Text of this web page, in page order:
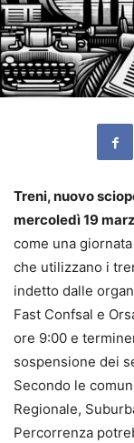
Treni, nuovo
mercoledì 19
come una
che utilizzano i
indetto dalle
Fast Confsal e
ore 9:00 e
sospensione dei
Secondo le
Regionale,
Percorrenza